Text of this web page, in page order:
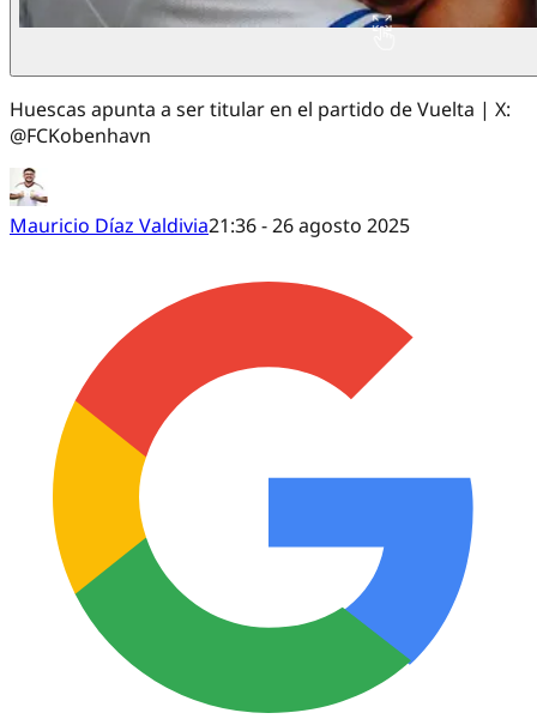
Huescas apunta a ser titular en el partido de Vuelta | X:
@FCKobenhavn
Mauricio Díaz Valdivia21:36 - 26 agosto 2025